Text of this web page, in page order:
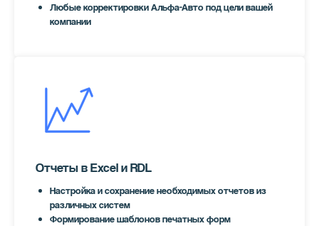
Любые корректировки Альфа-Авто под цели вашей
компании
Отчеты в Excel и RDL
Настройка и сохранение необходимых отчетов из
различных систем
Формирование шаблонов печатных форм